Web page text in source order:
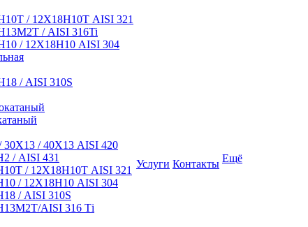
/ 12Х18Н10Т AISI 321
/ AISI 316Ti
/ 12Х18Н10 AISI 304
/ AISI 310S
/ 40Х13 AISI 420
/ AISI 431
/ 12Х18Н10Т AISI 321
/ 12Х18Н10 AISI 304
/ AISI 310S
AISI 316 Тi
Услуги Контакты Ещё